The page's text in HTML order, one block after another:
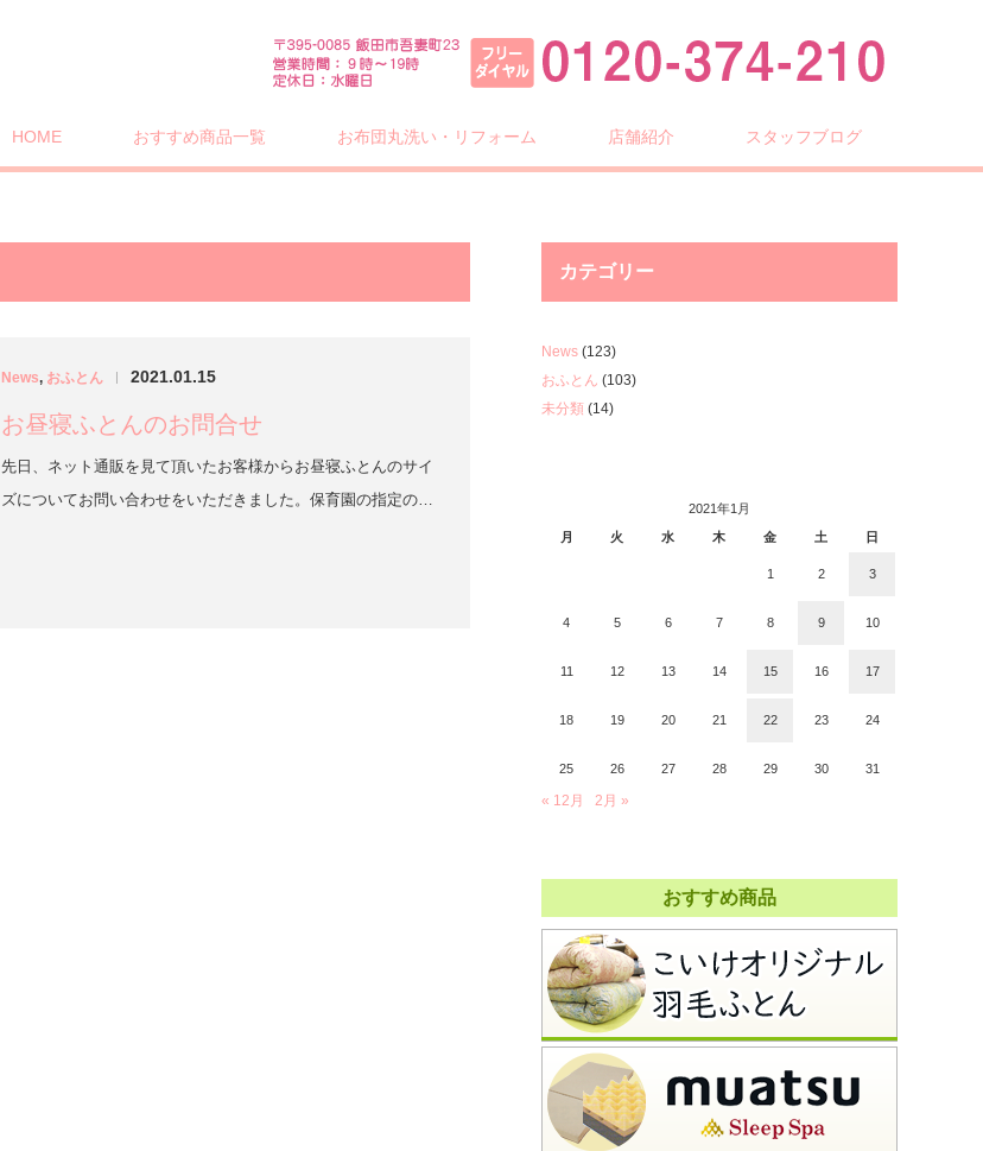
HOME おすすめ商品一覧 お布団丸洗い・リフォーム 店舗紹介 スタッフブログ
News, おふとん | 2021.01.15
お昼寝ふとんのお問合せ
先日、ネット通販を見て頂いたお客様からお昼寝ふとんのサイ
ズについてお問い合わせをいただきました。保育園の指定の…
カテゴリー
News (123)
おふとん (103)
未分類 (14)
2021年1月
月
火 水 木 金 土 日
1 2 3
4 5 6 7 8 9 10
11 12 13 14 15 16 17
18 19 20 21 22 23 24
25 26 27 28 29 30 31
« 12月 2月 »
おすすめ商品